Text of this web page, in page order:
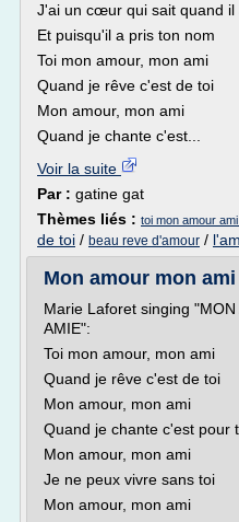
J'ai un cœur qui sait quand il
Et puisqu'il a pris ton nom
Toi mon amour, mon ami
Quand je rêve c'est de toi
Mon amour, mon ami
Quand je chante c'est...
Voir la suite
Par : gatine gat
Thèmes liés : toi mon amour
de toi / beau reve d'amour /
Мon amour mon ami
Marie Laforet singing "MON
AMIE":
Toi mon amour, mon ami
Quand je rêve c'est de toi
Mon amour, mon ami
Quand je chante c'est pour
Mon amour, mon ami
Je ne peux vivre sans toi
Mon amour, mon ami